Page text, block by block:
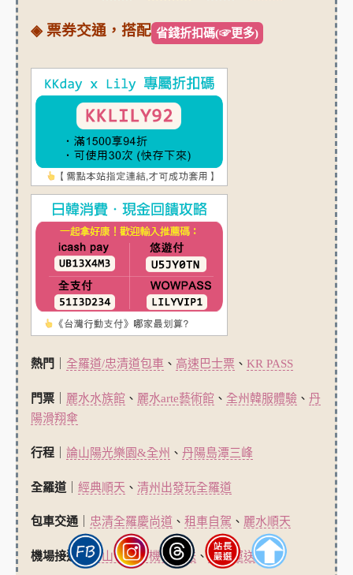
◈ 票券交通，搭配 省錢折扣碼(☞更多)
熱門 全羅道/忠清道包車、 高速巴士票、 KR PASS
門票｜ 麗水水族館 、 麗水arte藝術館 、 全州韓服體驗、 丹
陽滑翔傘
行程｜ 論山陽光樂園&全州 、 丹陽島潭三峰
全羅道｜ 經典順天 、 清州出發玩全羅道
包車交通｜ 忠清全羅慶尚道、 租車自駕 、 麗水順天
機場接送｜釜山包車＆機場接送 、行李運送